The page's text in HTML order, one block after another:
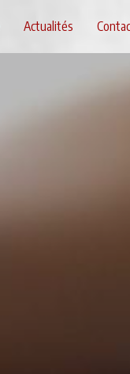
Actualités